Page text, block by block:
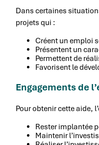
Dans certaines
projets qui :
Créent un emploi
Présentent un
Permettent de
Favorisent le
Engagements de
Pour obtenir cette aide,
Rester implantée
Maintenir